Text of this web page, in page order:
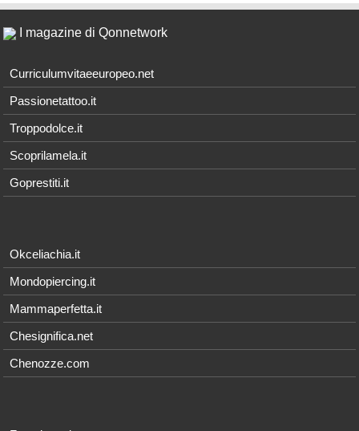
I magazine di Qonnetwork
Curriculumvitaeeuropeo.net
Passionetattoo.it
Troppodolce.it
Scoprilamela.it
Goprestiti.it
Okceliachia.it
Mondopiercing.it
Mammaperfetta.it
Chesignifica.net
Chenozze.com